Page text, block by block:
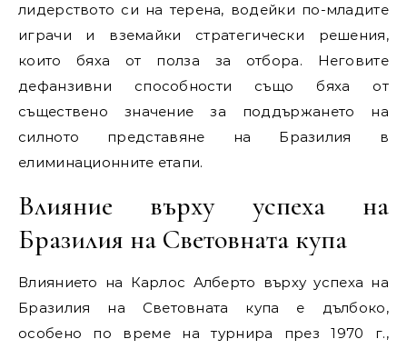
лидерството си на терена, водейки по-младите
играчи и вземайки стратегически решения,
които бяха от полза за отбора. Неговите
дефанзивни способности също бяха от
съществено значение за поддържането на
силното представяне на Бразилия в
елиминационните етапи.
Влияние върху успеха на
Бразилия на Световната купа
Влиянието на Карлос Алберто върху успеха на
Бразилия на Световната купа е дълбоко,
особено по време на турнира през 1970 г.,